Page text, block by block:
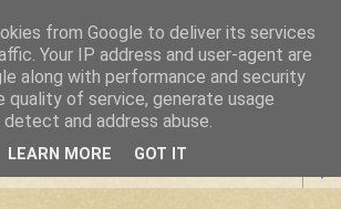
pliere
▼
from Google to deliver its services
Your IP address and user-agent are
along with performance and security
quality of service, generate usage
and address abuse.
LEARN MORE GOT IT